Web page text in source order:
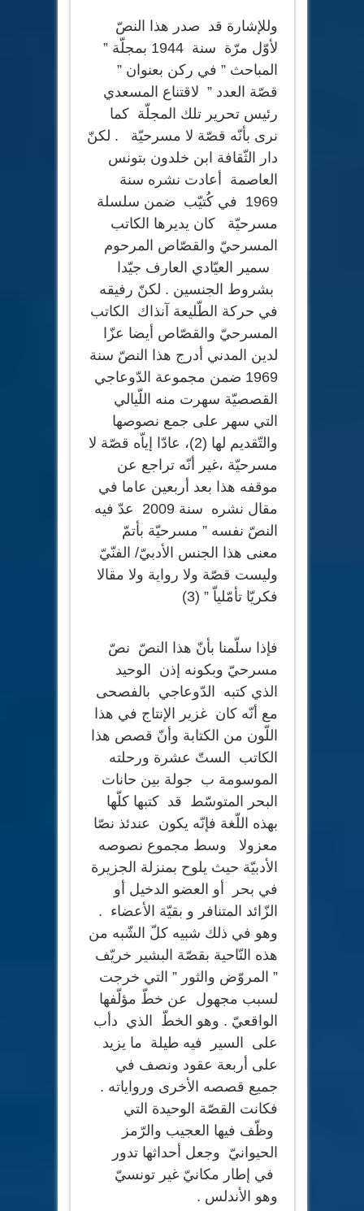
وللإشارة قد صدر هذا النصّ
لأوّل مرّة سنة 1944 بمجلّة ”
المباحث ” في ركن بعنوان ”
قصّة العدد ” لاقتناع المسعدي
رئيس تحرير تلك المجلّة كما
نرى بأنّه قصّة لا مسرحيّة . لكنّ
دار الثّقافة ابن خلدون بتونس
العاصمة أعادت نشره سنة
1969 في كُتيّب ضمن سلسلة
مسرحيّة كان يديرها الكاتب
المسرحيّ والقصّاص المرحوم
سمير العيّادي العارف جيّدا
بشروط الجنسين . لكنّ رفيقه
في حركة الطّليعة آنذاك الكاتب
المسرحيّ والقصّاص أيضا عزّا
لدين المدني أدرج هذا النصّ سنة
1969 ضمن مجموعة الدّوعاجي
القصصيّة سهرت منه اللّيالي
التي سهر على جمع نصوصها
والتّقديم لها (2)، عادّا إياّه قصّة لا
مسرحيّة ،غير أنّه تراجع عن
موقفه هذا بعد أربعين عاما في
مقال نشره سنة 2009 عدّ فيه
النصّ نفسه ” مسرحيّة بأتمّ
معنى هذا الجنس الأدبيّ/ الفنّيّ
وليست قصّة ولا رواية ولا مقالا
فكريّا تأمّلياّ ” (3)
فإذا سلّمنا بأنّ هذا النصّ نصّ
مسرحيّ وبكونه إذن الوحيد
الذي كتبه الدّوعاجي بالفصحى
مع أنّه كان غزير الإنتاج في هذا
اللّون من الكتابة وأنّ قصص هذا
الكاتب الستّ عشرة ورحلته
الموسومة ب جولة بين حانات
البحر المتوسّط قد كتبها كلّها
بهذه اللّغة فإنّه يكون عندئذ نصّا
معزولا وسط مجموع نصوصه
الأدبيّة حيث يلوح بمنزلة الجزيرة
في بحر أو العضو الدخيل أو
الزّائد المتنافر و بقيّة الأعضاء .
وهو في ذلك شبيه كلّ الشّبه من
هذه النّاحية بقصّة البشير خريّف
” المروّض والثور ” التي خرجت
لسبب مجهول عن خطّ مؤلّفها
الواقعيّ . وهو الخطّ الذي دأب
على السير فيه طيلة ما يزيد
على أربعة عقود ونصف في
جميع قصصه الأخرى ورواياته .
فكانت القصّة الوحيدة التي
وظّف فيها العجيب والرّمز
الحيوانيّ وجعل أحداثها تدور
في إطار مكانيّ غير تونسيّ
وهو الأندلس .